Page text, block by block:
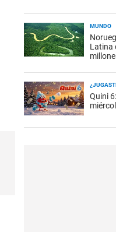
MUNDO
Latina
Quini